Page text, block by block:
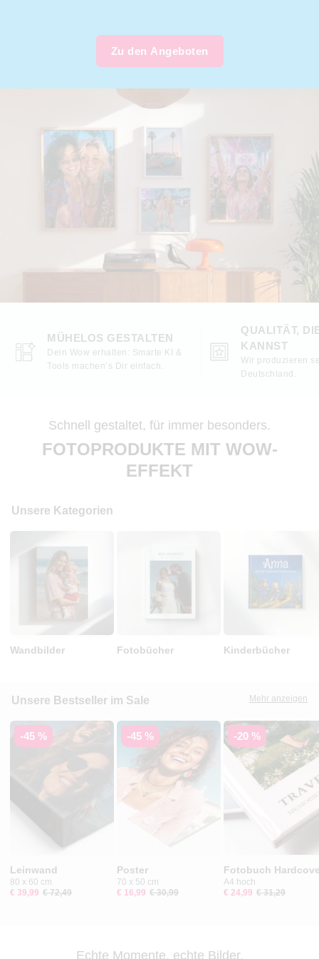
Zu den Angeboten
MÜHELOS GESTALTEN
Dein Wow erhalten: Smarte KI &
Tools machen’s Dir einfach.
QUALITÄT,
KANNST
Wir produzieren
Deutschland.
Schnell gestaltet, für immer besonders.
FOTOPRODUKTE MIT WOW-
EFFEKT
Unsere Kategorien
Wandbilder Fotobücher Kinderbücher
Unsere Bestseller im Sale Mehr anzeigen
-45 %
Leinwand
80 x 60 cm
€ 39,99 € 72,49
-45 %
Poster
70 x 50 cm
€ 16,99 € 30,99
-20 %
Fotobuch
A4 hoch
€ 24,99 € 31,29
Echte Momente, echte Bilder.